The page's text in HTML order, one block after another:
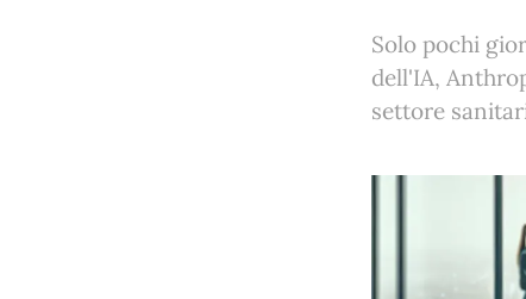
Solo pochi
dell'IA,
settore